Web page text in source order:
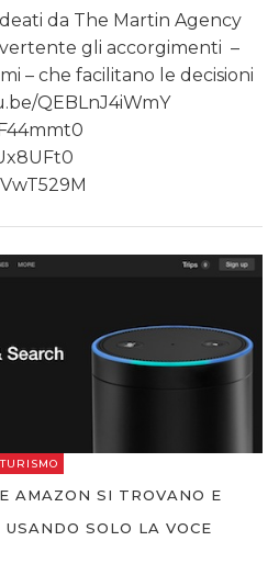
da The Martin Agency
gli accorgimenti –
– che facilitano le decisioni
QEBLnJ4iWmY
TURISMO
AMAZON SI TROVANO E
SOLO LA VOCE